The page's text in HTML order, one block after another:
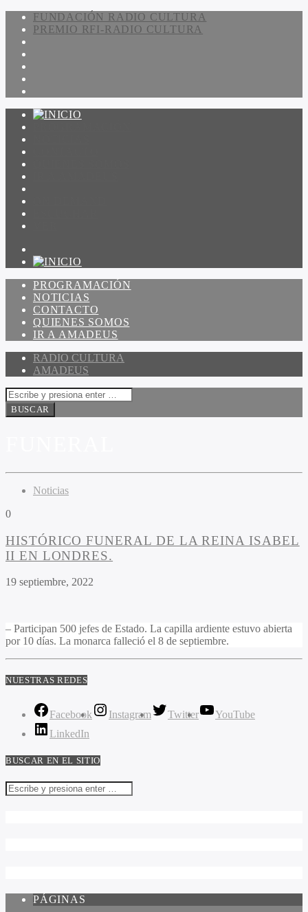
FUNDACIÓN RADIO CULTURA
PREMIO RFI-RADIO CULTURA
PROGRAMACIÓN
NOTICIAS
CONTACTO
QUIENES SOMOS
IR A AMADEUS
RADIO CULTURA
AMADEUS
Noticias
0
HISTÓRICO FUNERAL DE LA REINA ISABEL
II EN LONDRES.
19 septiembre, 2022
– Participan 500 jefes de Estado. La capilla ardiente estuvo abierta
por 10 días. La monarca falleció el 8 de septiembre.
NUESTRAS REDES
Facebook Instagram Twitter
YouTube
LinkedIn
BUSCAR EN EL SITIO
PÁGINAS